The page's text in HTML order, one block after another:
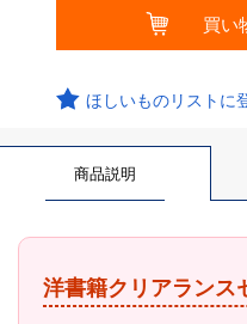
ほしいものリストに
商品説明
洋書籍クリアランス